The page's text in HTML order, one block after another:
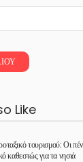
Like
τουρισμού: Οι
καθεστώς για τα νησιά